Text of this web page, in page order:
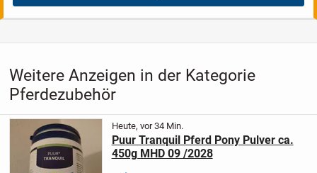
Weitere Anzeigen in der Kategorie
Pferdezubehör
Heute, vor 34 Min.
Puur Tranquil Pferd Pony Pulver ca.
450g MHD 09 /2028